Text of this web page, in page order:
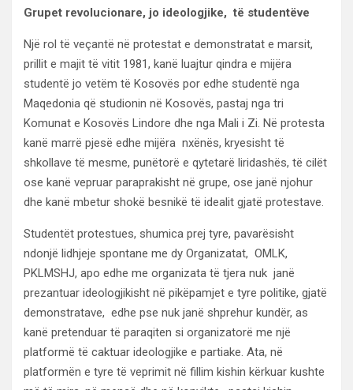
Grupet revolucionare, jo ideologjike, të studentëve
Një rol të veçantë në protestat e demonstratat e marsit,
prillit e majit të vitit 1981, kanë luajtur qindra e mijëra
studentë jo vetëm të Kosovës por edhe studentë nga
Maqedonia që studionin në Kosovës, pastaj nga tri
Komunat e Kosovës Lindore dhe nga Mali i Zi. Në protesta
kanë marrë pjesë edhe mijëra nxënës, kryesisht të
shkollave të mesme, punëtorë e qytetarë liridashës, të cilët
ose kanë vepruar paraprakisht në grupe, ose janë njohur
dhe kanë mbetur shokë besnikë të idealit gjatë protestave.
Studentët protestues, shumica prej tyre, pavarësisht
ndonjë lidhjeje spontane me dy Organizatat, OMLK,
PKLMSHJ, apo edhe me organizata të tjera nuk janë
prezantuar ideologjikisht në pikëpamjet e tyre politike, gjatë
demonstratave, edhe pse nuk janë shprehur kundër, as
kanë pretenduar të paraqiten si organizatorë me një
platformë të caktuar ideologjike e partiake. Ata, në
platformën e tyre të veprimit në fillim kishin kërkuar kushte